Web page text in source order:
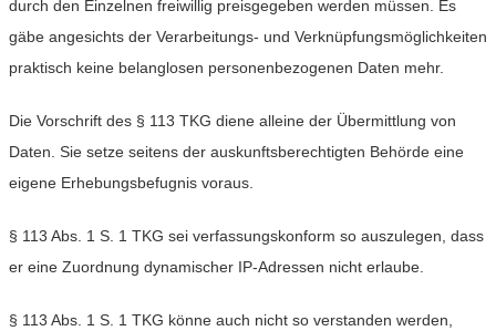
durch den Einzelnen freiwillig preisgegeben werden müssen. Es
gäbe angesichts der Verarbeitungs- und Verknüpfungsmöglichkeiten
praktisch keine belanglosen personenbezogenen Daten mehr.
Die Vorschrift des § 113 TKG diene alleine der Übermittlung von
Daten. Sie setze seitens der auskunftsberechtigten Behörde eine
eigene Erhebungsbefugnis voraus.
§ 113 Abs. 1 S. 1 TKG sei verfassungskonform so auszulegen, dass
er eine Zuordnung dynamischer IP-Adressen nicht erlaube.
§ 113 Abs. 1 S. 1 TKG könne auch nicht so verstanden werden,